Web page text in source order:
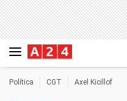
Política CGT Axel Kicillof